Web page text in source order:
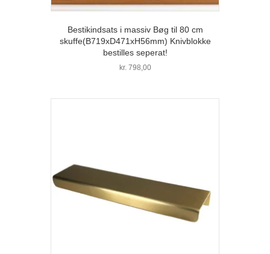
Bestikindsats i massiv Bøg til 80 cm
skuffe(B719xD471xH56mm) Knivblokke
bestilles seperat!
kr.798,00